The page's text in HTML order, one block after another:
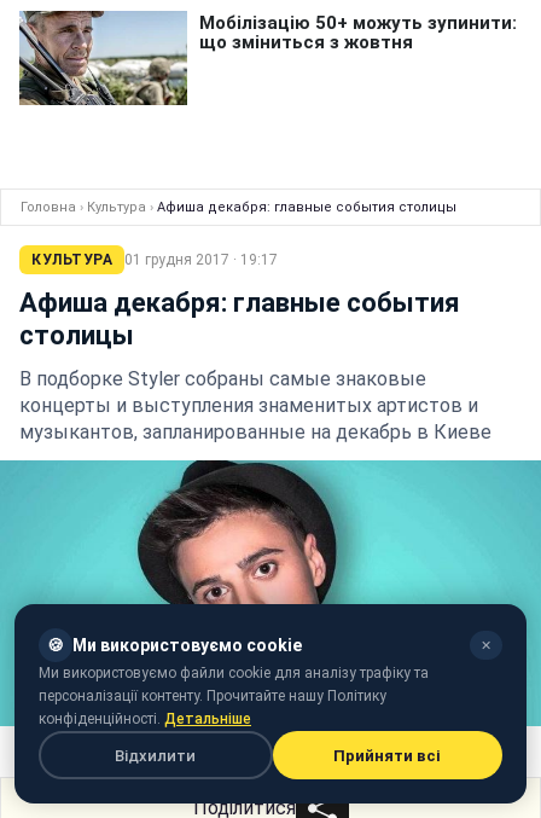
Головна › Культура › Афиша декабря: главные события столицы
КУЛЬТУРА 01 грудня 2017 · 19:17
Афиша декабря: главные события
столицы
В подборке Styler собраны самые знаковые
концерты и выступления знаменитых артистов и
музыкантов, запланированные на декабрь в Киеве
ALEKSEEV (фото: пресс-служба)
Поділитися
🍪 Ми використовуємо cookie ✕
Ми використовуємо файли cookie для аналізу трафіку та
персоналізації контенту. Прочитайте нашу Політику
конфіденційності. Детальніше
Відхилити Прийняти всі